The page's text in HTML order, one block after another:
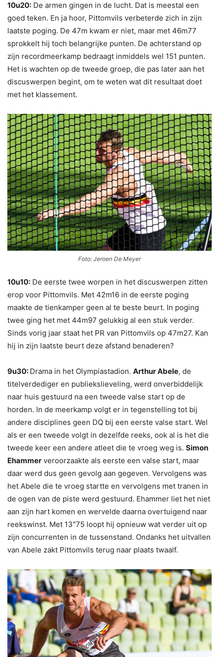
10u20: De armen gingen in de lucht. Dat is meestal een
goed teken. En ja hoor, Pittomvils verbeterde zich in zijn
laatste poging. De 47m kwam er niet, maar met 46m77
sprokkelt hij toch belangrijke punten. De achterstand op
zijn recordmeerkamp bedraagt inmiddels wel 151 punten.
Het is wachten op de tweede groep, die pas later aan het
discuswerpen begint, om te weten wat dit resultaat doet
met het klassement.
Foto: Jeroen De Meyer
10u10: De eerste twee worpen in het discuswerpen zitten
erop voor Pittomvils. Met 42m16 in de eerste poging
maakte de tienkamper geen al te beste beurt. In poging
twee ging het met 44m97 gelukkig al een stuk verder.
Sinds vorig jaar staat het PR van Pittomvils op 47m27. Kan
hij in zijn laatste beurt deze afstand benaderen?
9u30: Drama in het Olympiastadion. Arthur Abele, de
titelverdediger en publiekslieveling, werd onverbiddelijk
naar huis gestuurd na een tweede valse start op de
horden. In de meerkamp volgt er in tegenstelling tot bij
andere disciplines geen DQ bij een eerste valse start. Wel
als er een tweede volgt in dezelfde reeks, ook al is het die
tweede keer een andere atleet die te vroeg weg is. Simon
Ehammer veroorzaakte als eerste een valse start, maar
daar werd dus geen gevolg aan gegeven. Vervolgens was
het Abele die te vroeg startte en vervolgens met tranen in
de ogen van de piste werd gestuurd. Ehammer liet het niet
aan zijn hart komen en wervelde daarna overtuigend naar
reekswinst. Met 13″75 loopt hij opnieuw wat verder uit op
zijn concurrenten in de tussenstand. Ondanks het uitvallen
van Abele zakt Pittomvils terug naar plaats twaalf.